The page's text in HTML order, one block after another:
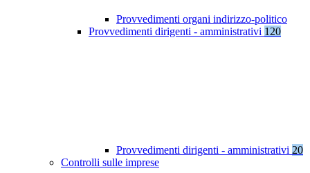
Provvedimenti organi indirizzo-politico
Provvedimenti dirigenti - amministrativi 120
Provvedimenti dirigenti - amministrativi 20
Controlli sulle imprese